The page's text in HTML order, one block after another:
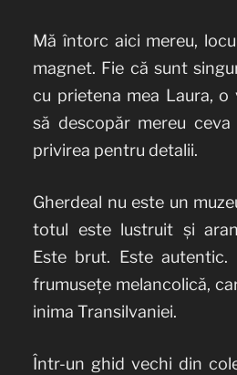
Mă întorc aici mereu,
magnet. Fie că sunt
cu prietena mea Laura, o
să descopăr mereu
privirea pentru detalii.
Gherdeal nu este un
totul este lustruit și
Este brut. Este
frumusețe melancolică,
inima Transilvaniei.
Într-un ghid vechi din